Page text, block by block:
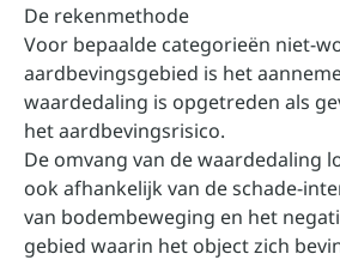
De rekenmethode
Voor bepaalde categorieën niet-
aardbevingsgebied is het
waardedaling is opgetreden als
het aardbevingsrisico.
De omvang van de waardedaling
ook afhankelijk van de schade-
van bodembeweging en het
gebied waarin het object zich